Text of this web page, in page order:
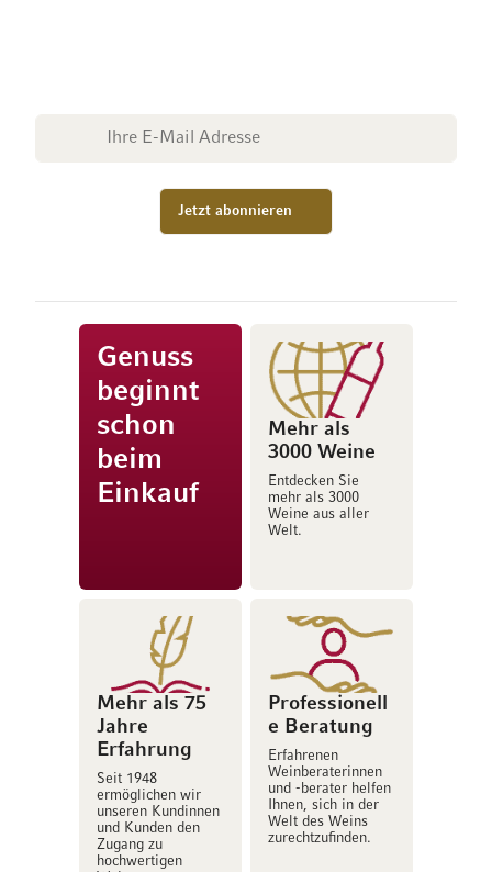
Jetzt abonnieren
Genuss
beginnt
schon
beim
Einkauf
Mehr als
3000 Weine
Entdecken Sie
mehr als 3000
Weine aus aller
Welt.
Mehr als 75
Jahre
Erfahrung
Seit 1948
ermöglichen wir
unseren Kundinnen
und Kunden den
Zugang zu
hochwertigen
Professionell
e Beratung
Erfahrenen
Weinberaterinnen
und -berater helfen
Ihnen, sich in der
Welt des Weins
zurechtzufinden.